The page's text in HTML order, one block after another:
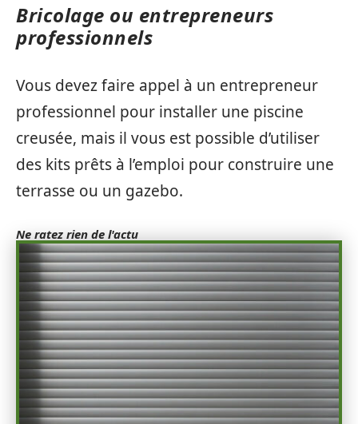
Bricolage ou entrepreneurs
professionnels
Vous devez faire appel à un entrepreneur
professionnel pour installer une piscine
creusée, mais il vous est possible d’utiliser
des kits prêts à l’emploi pour construire une
terrasse ou un gazebo.
Ne ratez rien de l'actu